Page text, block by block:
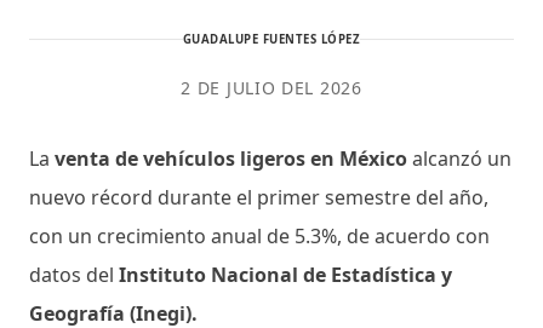
GUADALUPE FUENTES LÓPEZ
2 DE JULIO DEL 2026
La venta de vehículos ligeros en Méxicoalcanzó un
nuevo récord durante el primer semestre del año,
con un crecimiento anual de 5.3%, de acuerdo con
datos del Instituto Nacional de Estadística y
Geografía (Inegi).